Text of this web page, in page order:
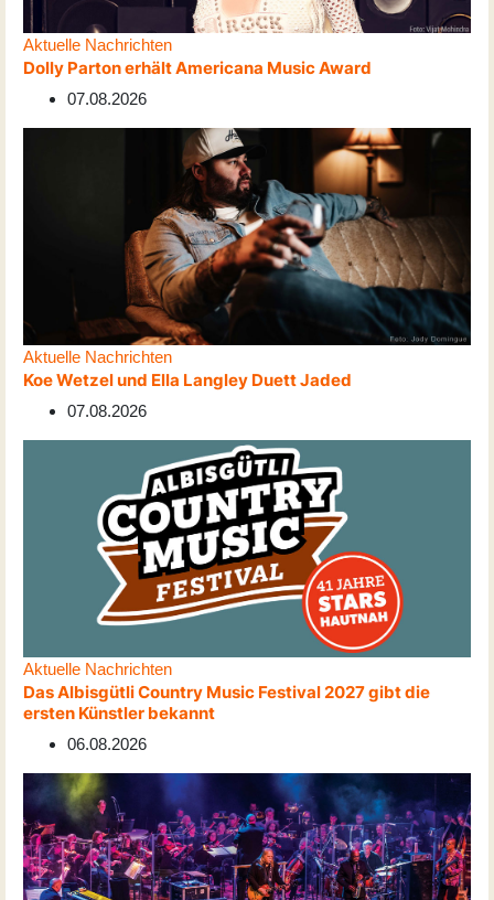
Aktuelle Nachrichten
Dolly Parton erhält Americana Music Award
07.08.2026
Aktuelle Nachrichten
Koe Wetzel und Ella Langley Duett Jaded
07.08.2026
Aktuelle Nachrichten
Das Albisgütli Country Music Festival 2027 gibt die
ersten Künstler bekannt
06.08.2026